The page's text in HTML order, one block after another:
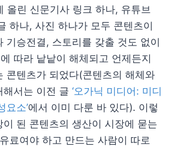
올린 신문기사 링크 하나, 유튜브
하나, 사진 하나가 모두 콘텐츠이
기승전결, 스토리를 갖출 것도 없이
따라 낱낱이 해체되고 언제든지
콘텐츠가 되었다(콘텐츠의 해체와
서는 이전 글 ‘오가닉 미디어: 미디
요소’에서 이미 다룬 바 있다). 이렇
이 된 콘텐츠의 생산이 시장에 묻는
료여야 하고 만드는 사람이 따로